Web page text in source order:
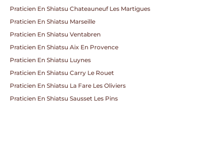
Praticien En Shiatsu Chateauneuf Les Martigues
Praticien En Shiatsu Marseille
Praticien En Shiatsu Ventabren
Praticien En Shiatsu Aix En Provence
Praticien En Shiatsu Luynes
Praticien En Shiatsu Carry Le Rouet
Praticien En Shiatsu La Fare Les Oliviers
Praticien En Shiatsu Sausset Les Pins